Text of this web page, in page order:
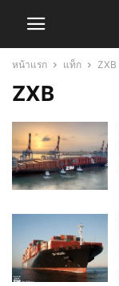
หน้าแรก แท็ก ZXB
ZXB